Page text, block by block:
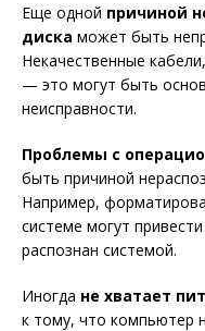
Еще одной причиной
диска может быть
Некачественные
— это могут быть
неисправности.
Проблемы с
быть причиной
Например,
системе могут
распознан системой.
Иногда не хватает
к тому, что компьютер